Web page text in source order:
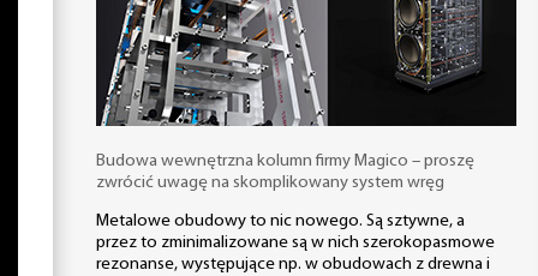
Budowa wewnętrzna kolumn firmy Magico – proszę
zwrócić uwagę na skomplikowany system wręg
Metalowe obudowy to nic nowego. Są sztywne, a
przez to zminimalizowane są w nich szerokopasmowe
rezonanse, występujące np. w obudowach z drewna i